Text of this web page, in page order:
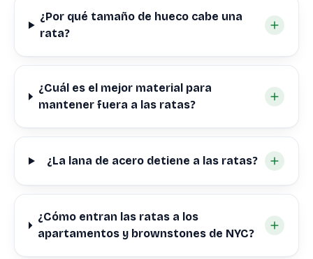
¿Por qué tamaño de hueco cabe una
rata?
¿Cuál es el mejor material para
mantener fuera a las ratas?
¿La lana de acero detiene a las ratas?
¿Cómo entran las ratas a los
apartamentos y brownstones de NYC?